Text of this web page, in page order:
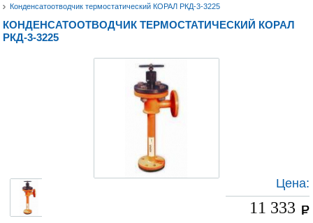
Конденсатоотводчик термостатический КОРАЛ РКД-3-3225
КОНДЕНСАТООТВОДЧИК ТЕРМОСТАТИЧЕСКИЙ КОРАЛ
РКД-3-3225
Цена:
11 333